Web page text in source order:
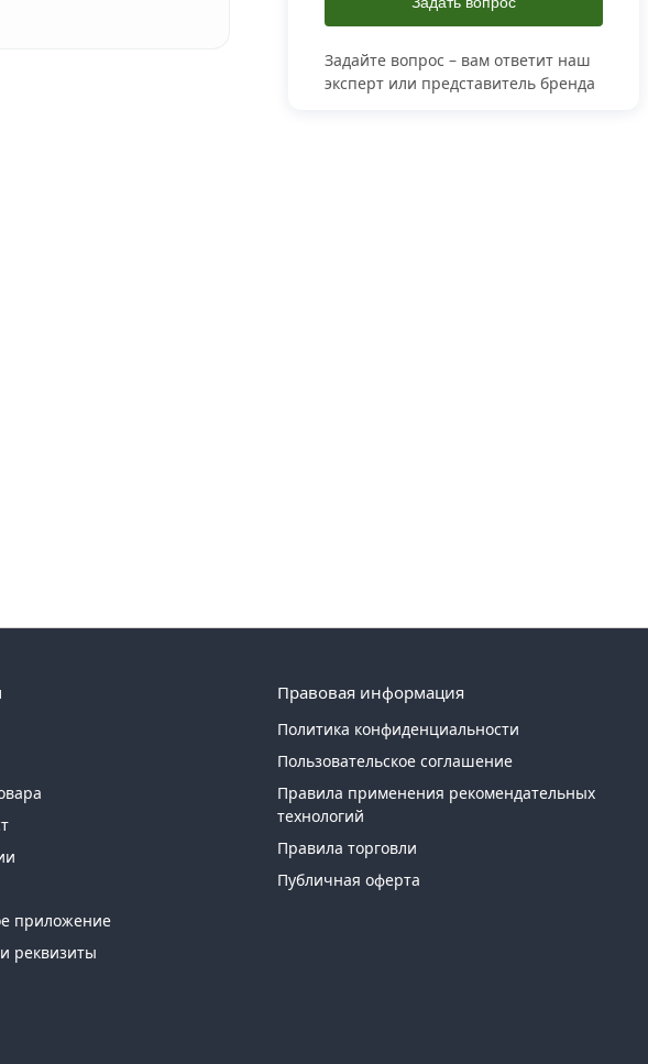
Задайте вопрос – вам ответит наш
эксперт или представитель бренда
приложение
реквизиты
Правовая информация
Политика конфиденциальности
Пользовательское соглашение
Правила применения рекомендательных
технологий
Правила торговли
Публичная оферта